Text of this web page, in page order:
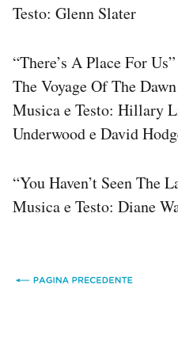
Testo: Glenn Slater
“There’s A Place For
The Voyage Of The
Musica e Testo: Hillary
Underwood e David
“You Haven’t Seen The
Musica e Testo: Diane